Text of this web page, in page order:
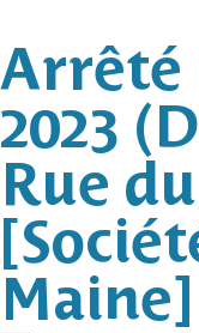
Arrêté
2023
Rue
Maine]